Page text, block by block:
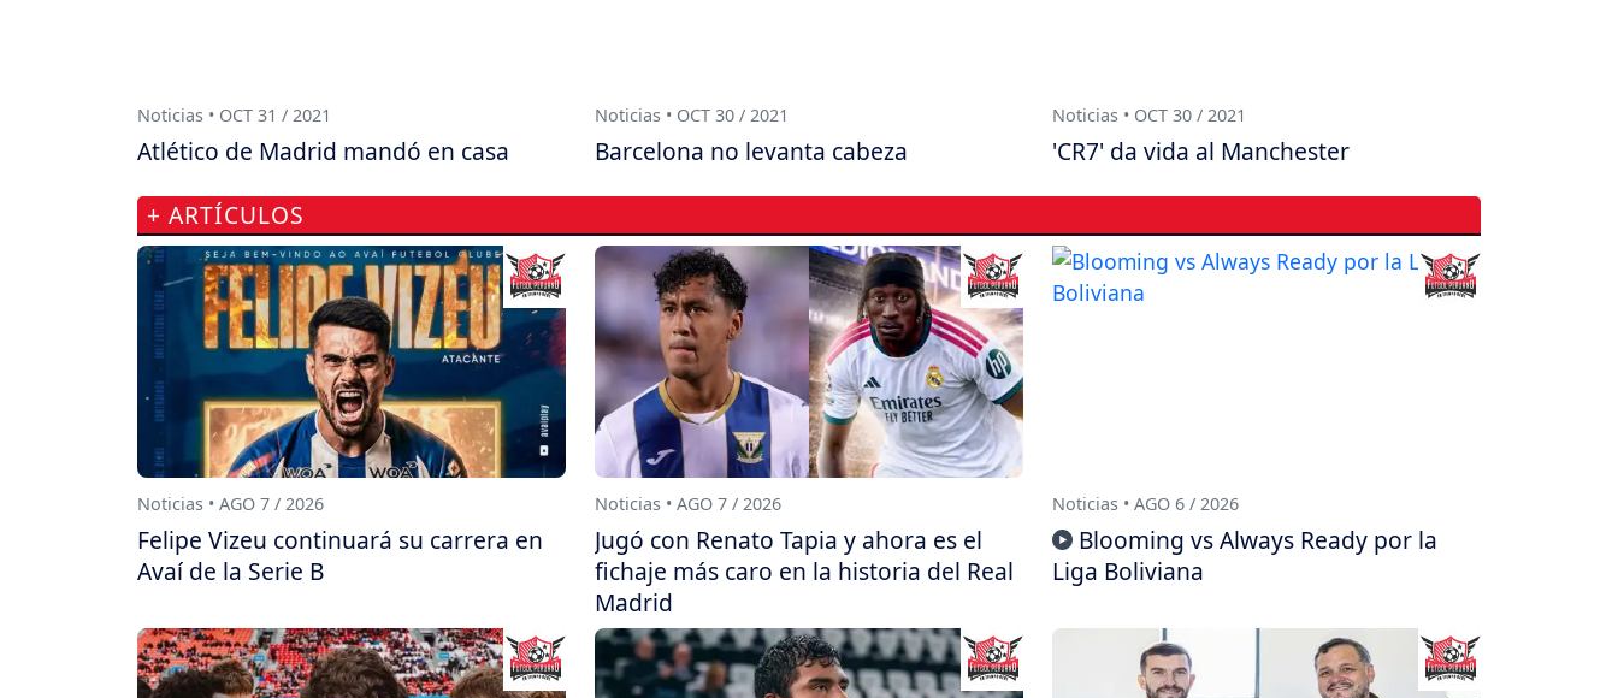
Noticias • OCT 31 / 2021
Atlético de Madrid mandó en casa
Noticias • OCT 30 / 2021
Barcelona no levanta cabeza
Noticias • OCT 30 / 2021
'CR7' da vida al Manchester
+ ARTÍCULOS
Noticias • AGO 7 / 2026
Felipe Vizeu continuará su carrera en
Avaí de la Serie B
Noticias • AGO 7 / 2026
Jugó con Renato Tapia y ahora es el
fichaje más caro en la historia del Real
Madrid
Noticias • AGO 6 / 2026
Blooming vs Always Ready por la
Liga Boliviana